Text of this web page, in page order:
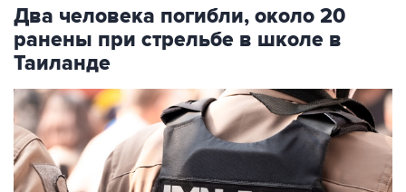
Два человека погибли, около 20
ранены при стрельбе в школе в
Таиланде